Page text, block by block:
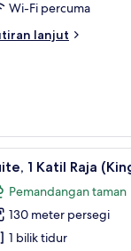
Wi-Fi percuma
lanjut
mini percuma, peti
10 1 Katil Raja
Pemandangan taman
130 meter persegi
1 bilik tidur